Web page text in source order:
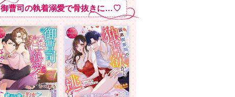
御曹司の執着溺愛で骨抜きに…♡